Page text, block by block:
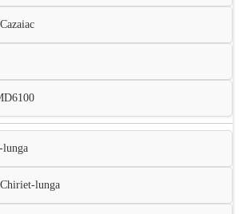
Cazaiac
lunga
Chiriet-lunga